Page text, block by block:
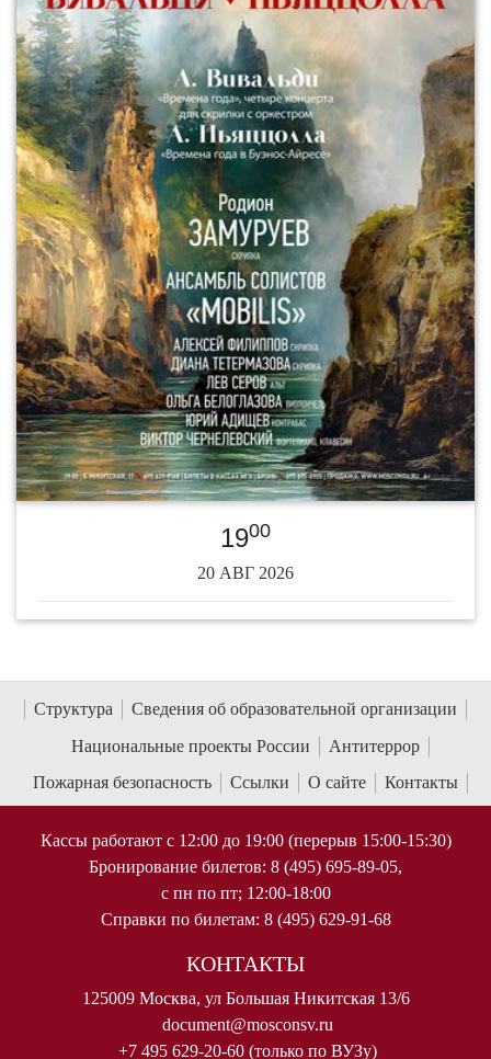
1900
20 АВГ 2026
Структура
Сведения об образовательной организации
Национальные проекты России
Антитеррор
Пожарная безопасность
Ссылки О сайте Контакты
Кассы работают с 12:00 до 19:00 (перерыв 15:00-15:30)
Бронирование билетов: 8 (495) 695-89-05,
с пн по пт; 12:00-18:00
Справки по билетам: 8 (495) 629-91-68
КОНТАКТЫ
125009 Москва, ул Большая Никитская 13/6
document@mosconsv.ru
+7 495 629-20-60 (только по ВУЗу)